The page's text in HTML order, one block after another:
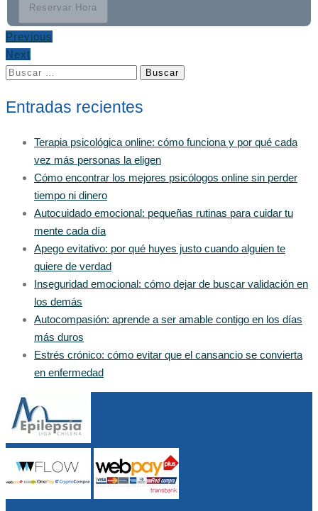
Reservar Hora
Previous
Next
Buscar:
Entradas recientes
Terapia psicológica online: cómo funciona y por qué cada
vez más personas la eligen
Cómo encontrar los mejores psicólogos online sin perder
tiempo ni dinero
Autocuidado emocional: pequeñas rutinas para cuidar tu
mente cada día
Apego evitativo: por qué huyes justo cuando alguien te
quiere de verdad
Inseguridad emocional: cómo dejar de buscar validación en
los demás
Autocompasión: aprende a ser amable contigo en los días
más duros
Estrés crónico: cómo evitar que el cansancio se convierta
en enfermedad